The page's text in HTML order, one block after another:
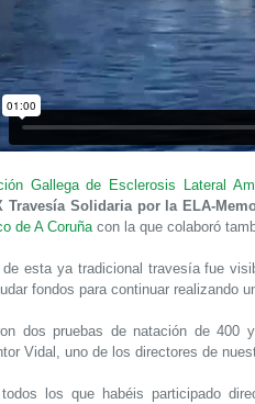
Gallega de Esclerosis Lateral
Travesía Solidaria por la ELA-
de A Coruña con la que colaboró
de esta ya tradicional travesía fue
fondos para continuar realizando
dos pruebas de natación de 400
Vidal, uno de los directores de
los que habéis participado